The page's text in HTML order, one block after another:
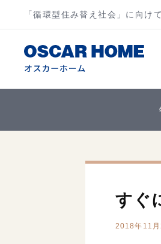
「循環型住み替え社会」に向けて
すぐ
2018年11月